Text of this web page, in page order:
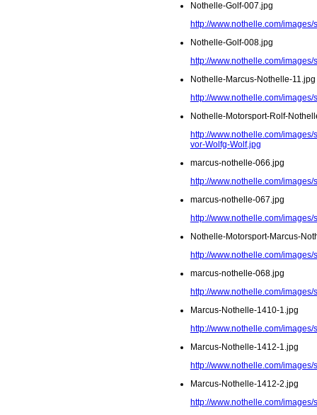
Nothelle-Golf-007.jpg
http://www.nothelle.com/
Nothelle-Golf-008.jpg
http://www.nothelle.com/
Nothelle-Marcus-Nothelle-11.jpg
http://www.nothelle.com/
Nothelle-Motorsport-Rolf-
http://www.nothelle.com/
vor-Wolfg-Wolf.jpg
marcus-nothelle-066.jpg
http://www.nothelle.com/
marcus-nothelle-067.jpg
http://www.nothelle.com/
Nothelle-Motorsport-Marcus-
http://www.nothelle.com/
marcus-nothelle-068.jpg
http://www.nothelle.com/
Marcus-Nothelle-1410-1.jpg
http://www.nothelle.com/
Marcus-Nothelle-1412-1.jpg
http://www.nothelle.com/
Marcus-Nothelle-1412-2.jpg
http://www.nothelle.com/